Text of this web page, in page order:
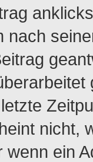
nach
nicht,
wenn ein